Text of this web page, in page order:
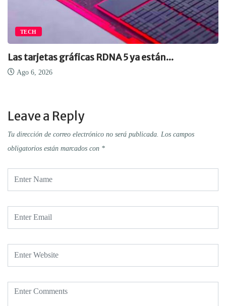
TECH
Las tarjetas gráficas RDNA 5 ya están...
Ago 6, 2026
Leave a Reply
Tu dirección de correo electrónico no será publicada. Los campos
obligatorios están marcados con *